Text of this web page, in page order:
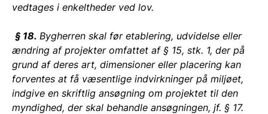
vedtages i enkeltheder ved lov.
§ 18. Bygherren skal før etablering, udvidelse eller
ændring af projekter omfattet af § 15, stk. 1, der på
grund af deres art, dimensioner eller placering kan
forventes at få væsentlige indvirkninger på miljøet,
indgive en skriftlig ansøgning om projektet til den
myndighed, der skal behandle ansøgningen, jf. § 17.